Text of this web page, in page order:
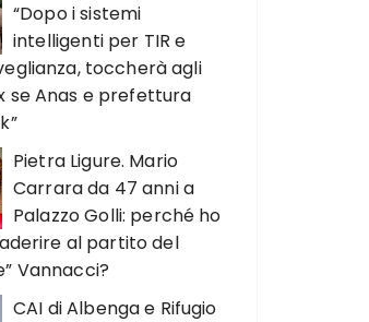
“Dopo i sistemi
intelligenti per TIR e
toccherà agli
se Anas e prefettura
Pietra Ligure. Mario
Carrara da 47 anni a
Palazzo Golli: perché ho
al partito del
Vannacci?
CAI di Albenga e Rifugio